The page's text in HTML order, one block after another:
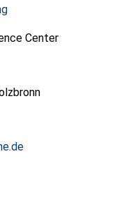
Center